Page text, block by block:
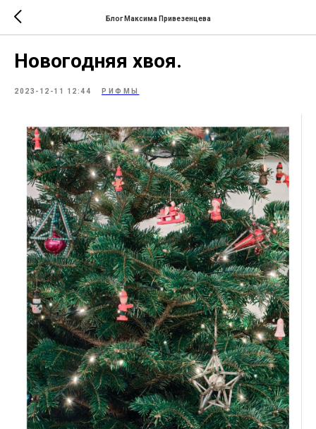
Блог Максима Привезенцева
Новогодняя хвоя.
2023-12-11 12:44 РИФМЫ